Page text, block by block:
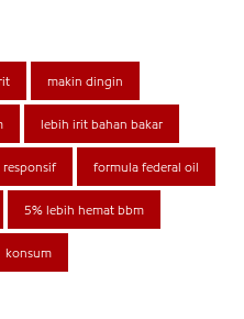
makin dingin
lebih irit bahan bakar
formula federal oil
5% lebih hemat bbm
konsum